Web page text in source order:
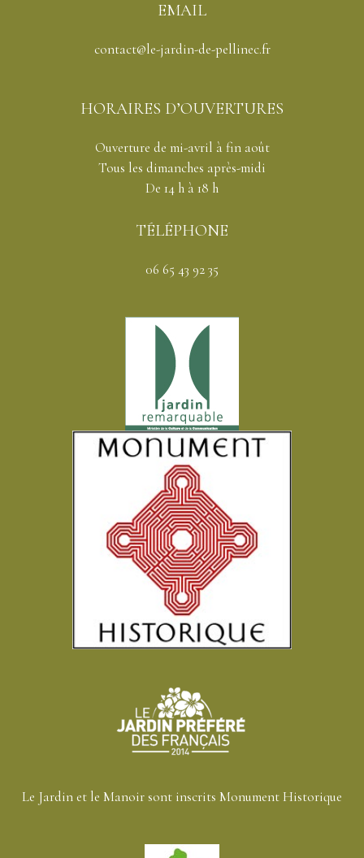
EMAIL
contact@le-jardin-de-pellinec.fr
HORAIRES D’OUVERTURES
Ouverture de mi-avril à fin août
Tous les dimanches après-midi
De 14 h à 18 h
TÉLÉPHONE
06 65 43 92 35
Le Jardin et le Manoir sont inscrits Monument Historique